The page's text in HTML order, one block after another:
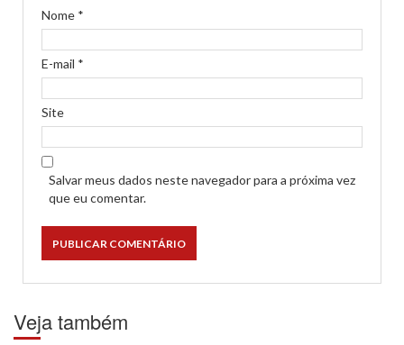
Nome *
E-mail *
Site
Salvar meus dados neste navegador para a próxima vez
que eu comentar.
Veja também